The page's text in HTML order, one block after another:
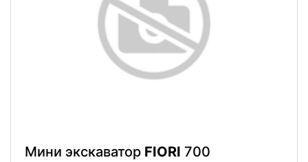
Мини экскаватор FIORI 700